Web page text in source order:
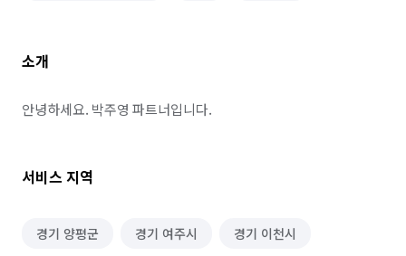
소개
안녕하세요. 박주영 파트너입니다.
서비스 지역
경기 양평군 경기 여주시 경기 이천시